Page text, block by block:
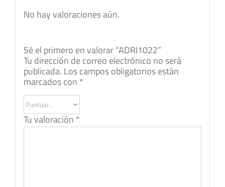
No hay valoraciones aún.
Sé el primero en valorar “ADRI1022”
Tu dirección de correo electrónico no será
publicada. Los campos obligatorios están
marcados con *
Tu valoración *